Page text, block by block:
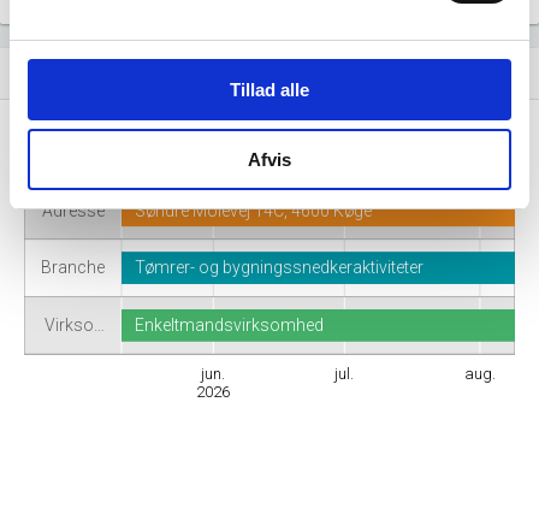
Tillad alle
Afvis
Adresse
Branche
Virkso…
jun.
2026
jul. aug.
Søndre Molevej 14C, 4600 Køge
Tømrer- og bygningssnedkeraktiviteter
Enkeltmandsvirksomhed